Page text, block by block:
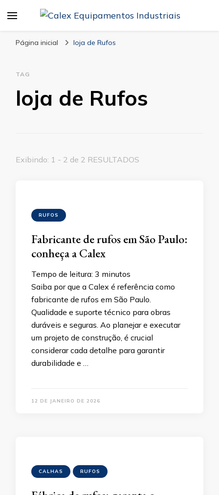
Industriais
Página inicial loja de Rufos
TAG
loja de Rufos
Exibindo: 1 - 2 de 2 RESULTADOS
RUFOS
Fabricante de rufos em São Paulo:
conheça a Calex
Tempo de leitura: 3 minutos
Saiba por que a Calex é referência como
fabricante de rufos em São Paulo.
Qualidade e suporte técnico para obras
duráveis e seguras. Ao planejar e executar
um projeto de construção, é crucial
considerar cada detalhe para garantir
durabilidade e …
12 DE JANEIRO DE 2026
CALHAS RUFOS